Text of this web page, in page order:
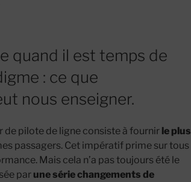
quand il est temps de
: ce que
nous enseigner.
de pilote de ligne consiste à fournir le plus
passagers. Cet impératif prime sur tous
Mais cela n’a pas toujours été le
par une série changements de